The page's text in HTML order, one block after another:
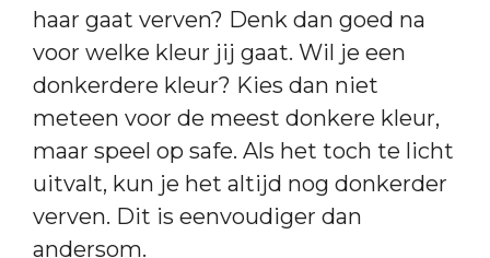
haar gaat verven? Denk dan goed na
voor welke kleur jij gaat. Wil je een
donkerdere kleur? Kies dan niet
meteen voor de meest donkere kleur,
maar speel op safe. Als het toch te licht
uitvalt, kun je het altijd nog donkerder
verven. Dit is eenvoudiger dan
andersom.